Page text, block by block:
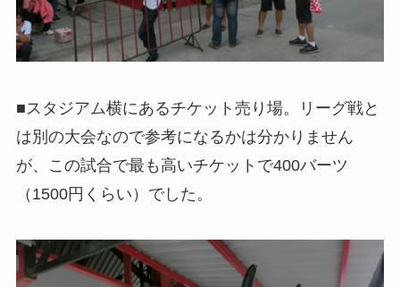
■スタジアム横にあるチケット売り場。リーグ戦と
は別の大会なので参考になるかは分かりません
が、この試合で最も高いチケットで400バーツ
（1500円くらい）でした。